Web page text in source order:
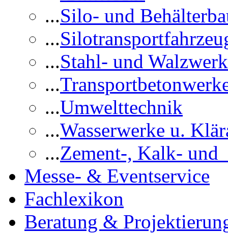
...Silo- und
...
...Stahl- und
...
...Umwelttechnik
...Wasserwerke u.
...Zement-, Kalk-
Messe- & Eventservice
Fachlexikon
Beratung &